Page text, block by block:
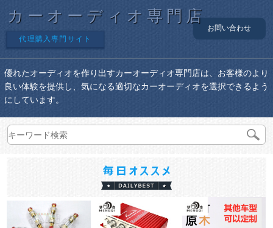
カーオーディオ専門店
代理購入専門サイト
お問い合わせ
優れたオーディオを作り出すカーオーディオ専門店は、お客様のより
良い体験を提供し、気になる適切なカーオーディオを選択できるよう
にしています。